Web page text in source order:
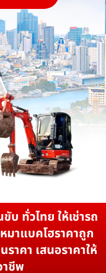
บ ทั่วไทย ให้เช่ารถ
มาแบคโฮราคาถูก
าคา เสนอราคาให้
าชีพ